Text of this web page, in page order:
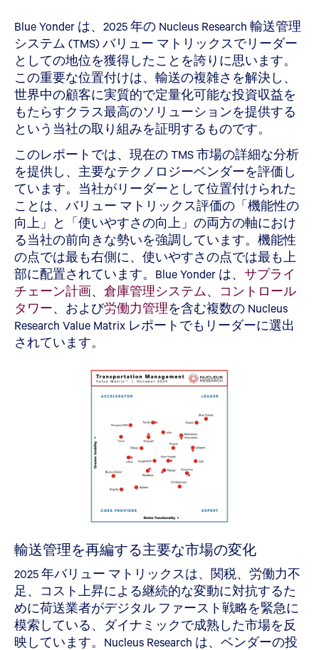
Blue Yonder は、2025 年の Nucleus Research 輸送管理
システム (TMS) バリュー マトリックスでリーダー
としての地位を獲得したことを誇りに思います。
この重要な位置付けは、輸送の複雑さを解決し、
世界中の顧客に実質的で定量化可能な投資収益を
もたらすクラス最高のソリューションを提供する
という当社の取り組みを証明するものです。
このレポートでは、現在の TMS 市場の詳細な分析
を提供し、主要なテクノロジーベンダーを評価し
ています。当社がリーダーとして位置付けられた
ことは、バリュー マトリックス評価の「機能性の
向上」と「使いやすさの向上」の両方の軸におけ
る当社の前向きな勢いを強調しています。機能性
の点では最も右側に、使いやすさの点では最も上
部に配置されています。Blue Yonder は、 サプライ
チェーン計画、 倉庫管理システム、 コントロール
タワー、および労働力管理を含む複数の Nucleus
Research Value Matrix レポートでもリーダーに選出
されています。
輸送管理を再編する主要な市場の変化
2025 年バリュー マトリックスは、関税、労働力不
足、コスト上昇による継続的な変動に対抗するた
めに荷送業者がデジタル ファースト戦略を緊急に
模索している、ダイナミックで成熟した市場を反
映しています。Nucleus Research は、ベンダーの投